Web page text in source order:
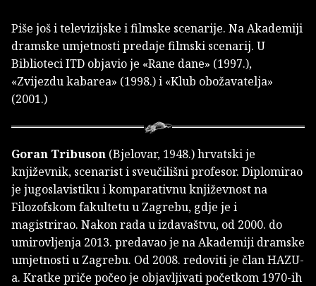
Piše još i televizijske i filmske scenarije. Na Akademiji
dramske umjetnosti predaje filmski scenarij. U
Biblioteci ITD objavio je «Rane dane» (1997.),
«Zvijezdu kabarea» (1998.) i «Klub obožavatelja»
(2001.)
Goran Tribuson (Bjelovar, 1948.) hrvatski je
književnik, scenarist i sveučilišni profesor. Diplomirao
je jugoslavistiku i komparativnu književnost na
Filozofskom fakultetu u Zagrebu, gdje je i
magistrirao. Nakon rada u izdavaštvu, od 2000. do
umirovljenja 2013. predavao je na Akademiji dramske
umjetnosti u Zagrebu. Od 2008. redoviti je član HAZU-
a. Kratke priče počeo je objavljivati početkom 1970-ih